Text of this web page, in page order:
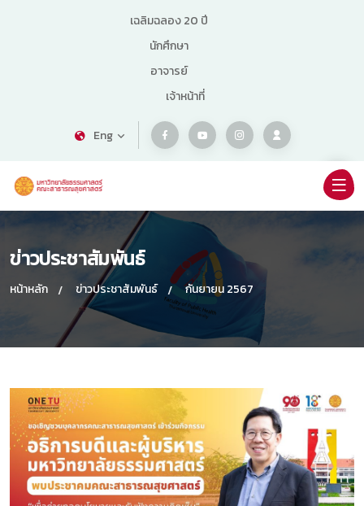
เฉลิมฉลอง 20 ปี
นักศึกษา
อาจารย์
เจ้าหน้าที่
Eng
ข่าวประชาสัมพันธ์
หน้าหลัก ข่าวประชาสัมพันธ์ กันยายน 2567